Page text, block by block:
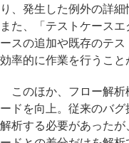
り、発生した例外の詳
また、「テストケース
ースの追加や既存のテス
効率的に作業を行うこと
このほか、フロー解析
ードを向上。従来のバ
解析する必要があった